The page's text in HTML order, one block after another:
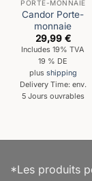
PORTE-MONNAIE
Candor Porte-
monnaie
29,99 €
Includes 19% TVA
19 % DE
plus shipping
Delivery Time: env.
5 Jours ouvrables
*Les produits